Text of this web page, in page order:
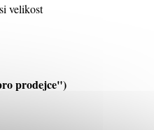
velikost
prodejce")